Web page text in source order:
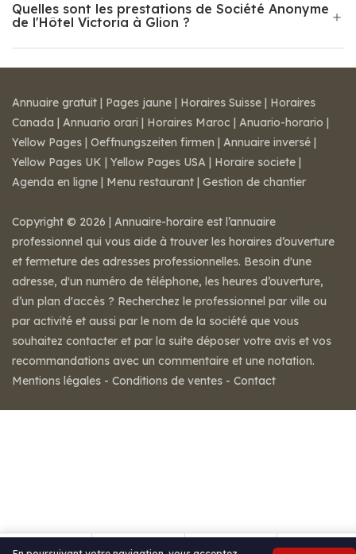
Quelles sont les prestations de Société Anonyme
de l'Hôtel Victoria à Glion ?
Annuaire gratuit | Pages jaune | Horaires Suisse | Horaires
Canada | Annuario orari | Horaires Maroc | Anuario-horario |
Yellow Pages | Oeffnungszeiten firmen | Annuaire inversé |
Yellow Pages UK | Yellow Pages USA | Horaire societe |
Agenda en ligne | Menu restaurant | Gestion de chantier
Copyright © 2026 | Annuaire-horaire est l’annuaire
professionnel qui vous aide à trouver les horaires d’ouverture
et fermeture des adresses professionnelles. Besoin d'une
adresse, d'un numéro de téléphone, les heures d’ouverture,
d’un plan d'accès ? Recherchez le professionnel par ville ou
par activité et aussi par le nom de la société que vous
souhaitez contacter et par la suite déposer votre avis et vos
recommandations avec un commentaire et une notation.
Mentions légales - Conditions de ventes - Contact